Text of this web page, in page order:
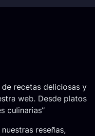
recetas deliciosas y
web. Desde platos
culinarias”
reseñas,